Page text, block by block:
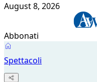
August 8, 2026
Abbonati
Spettacoli